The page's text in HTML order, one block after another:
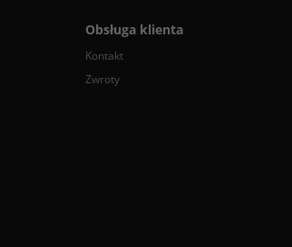
Obsługa klienta
Kontakt
Zwroty